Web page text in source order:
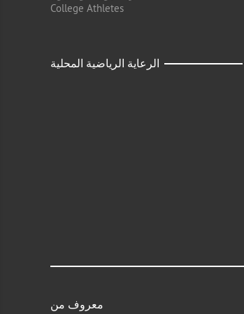
College Athletes
الرعاية الرياضية المحلية
معروف من